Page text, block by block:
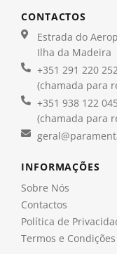
CONTACTOS
Estrada do
Ilha da Madeira
+351 291 220 252
(chamada para
+351 938 122 045
(chamada para
INFORMAÇÕES
Sobre Nós
Contactos
Política de
Termos e Condições